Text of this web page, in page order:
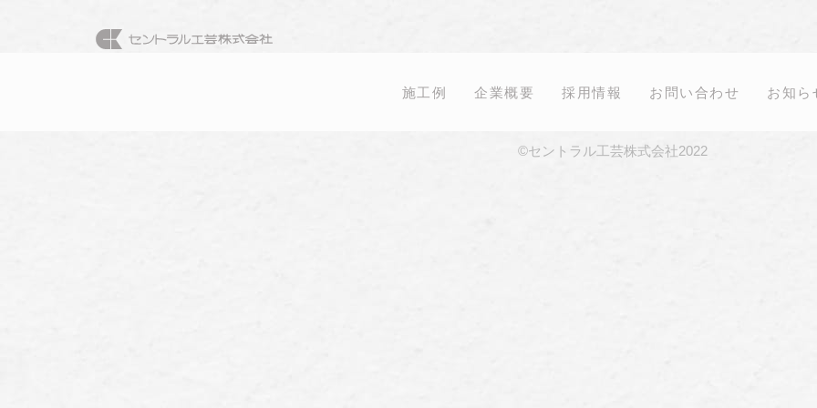
施工例 企業概要 採用情報 お問い合わせ お知ら
©セントラル工芸株式会社2022